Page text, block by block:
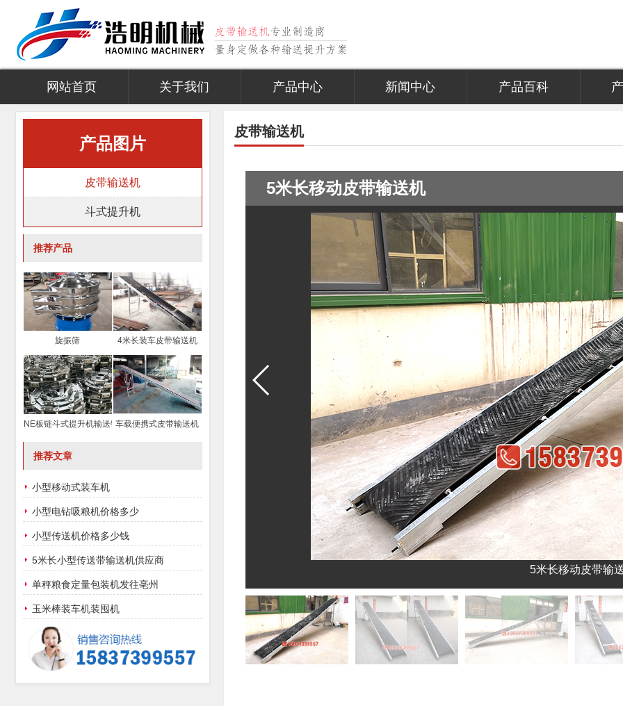
网站首页 关于我们 产品中心 新闻中心 产品百科
皮带输送机
5米长移动皮带输送机
5米长移动皮带输
产品图片
皮带输送机
斗式提升机
推荐产品
旋振筛 4米长装车皮带输送机
NE板链斗式提升机输送链条车载便携式皮带输送机
推荐文章
小型移动式装车机
小型电钻吸粮机价格多少
小型传送机价格多少钱
5米长小型传送带输送机供应商
单秤粮食定量包装机发往亳州
玉米棒装车机装囤机